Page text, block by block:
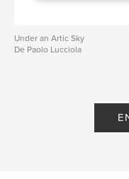
Under an Artic Sky
De Paolo Lucciola